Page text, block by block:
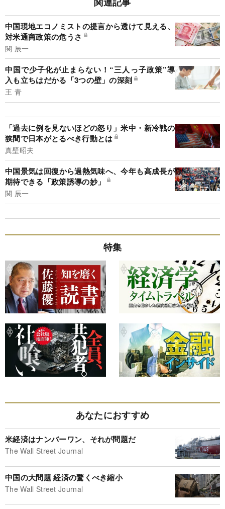
中国現地エコノミストの提言から透けて見える、
対米通商政策の危うさ
関 辰一
中国で少子化が止まらない！“三人っ子政策”導
入も立ちはだかる「3つの壁」の深刻
王 青
「過去に例を見ないほどの怒り」米中・新冷戦の
狭間で日本がとるべき行動とは
真壁昭夫
中国景気は回復から過熱気味へ、今年も高成長が
期待できる「政策誘導の妙」
関 辰一
特集
あなたにおすすめ
米経済はナンバーワン、それが問題だ
The Wall Street Journal
中国の大問題 経済の驚くべき縮小
The Wall Street Journal